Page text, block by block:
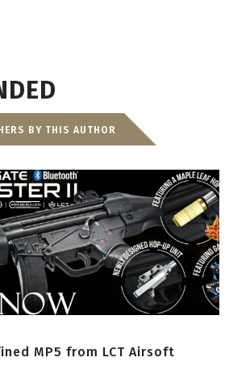
BY THIS AUTHOR
MP5 from LCT Airsoft